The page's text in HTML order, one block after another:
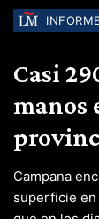
INFORME
Casi
manos
Campana
superficie